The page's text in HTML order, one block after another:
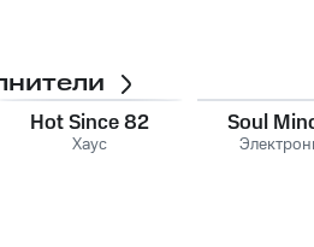
Hot Since 82
Хаус
Soul